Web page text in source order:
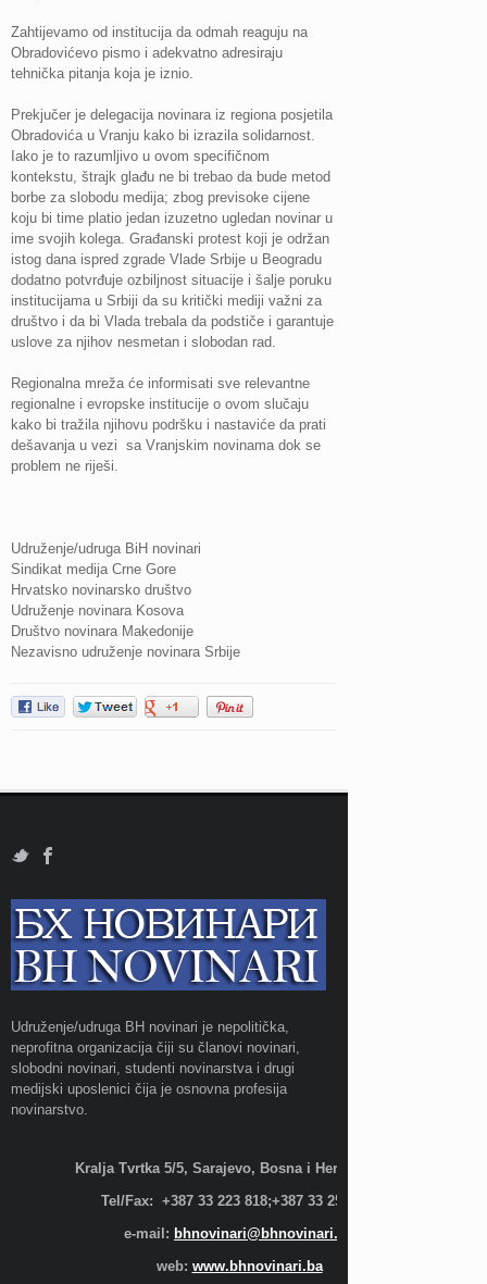
Zahtijevamo od institucija da odmah reaguju na
Obradovićevo pismo i adekvatno adresiraju
tehnička pitanja koja je iznio.
Prekjučer je delegacija novinara iz regiona posjetila
Obradovića u Vranju kako bi izrazila solidarnost.
Iako je to razumljivo u ovom specifičnom
kontekstu, štrajk glađu ne bi trebao da bude metod
borbe za slobodu medija; zbog previsoke cijene
koju bi time platio jedan izuzetno ugledan novinar u
ime svojih kolega. Građanski protest koji je održan
istog dana ispred zgrade Vlade Srbije u Beogradu
dodatno potvrđuje ozbiljnost situacije i šalje poruku
institucijama u Srbiji da su kritički mediji važni za
društvo i da bi Vlada trebala da podstiče i garantuje
uslove za njihov nesmetan i slobodan rad.
Regionalna mreža će informisati sve relevantne
regionalne i evropske institucije o ovom slučaju
kako bi tražila njihovu podršku i nastaviće da prati
dešavanja u vezi sa Vranjskim novinama dok se
problem ne riješi.
Udruženje/udruga BiH novinari
Sindikat medija Crne Gore
Hrvatsko novinarsko društvo
Udruženje novinara Kosova
Društvo novinara Makedonije
Nezavisno udruženje novinara Srbije
Udruženje/udruga BH novinari je nepolitička,
neprofitna organizacija čiji su članovi novinari,
slobodni novinari, studenti novinarstva i drugi
medijski uposlenici čija je osnovna profesija
novinarstvo.
Kralja Tvrtka 5/5, Sarajevo, Bosna i Hercegovina;
Tel/Fax: +387 33 223 818;+387 33 255 600
e-mail: bhnovinari@bhnovinari.ba
web: www.bhnovinari.ba